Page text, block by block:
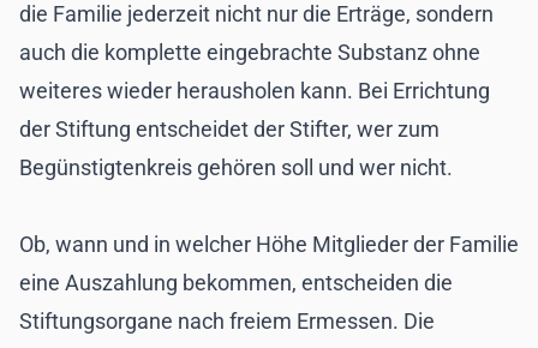
die Familie jederzeit nicht nur die Erträge, sondern
auch die komplette eingebrachte Substanz ohne
weiteres wieder herausholen kann. Bei Errichtung
der Stiftung entscheidet der Stifter, wer zum
Begünstigtenkreis gehören soll und wer nicht.
Ob, wann und in welcher Höhe Mitglieder der Familie
eine Auszahlung bekommen, entscheiden die
Stiftungsorgane nach freiem Ermessen. Die